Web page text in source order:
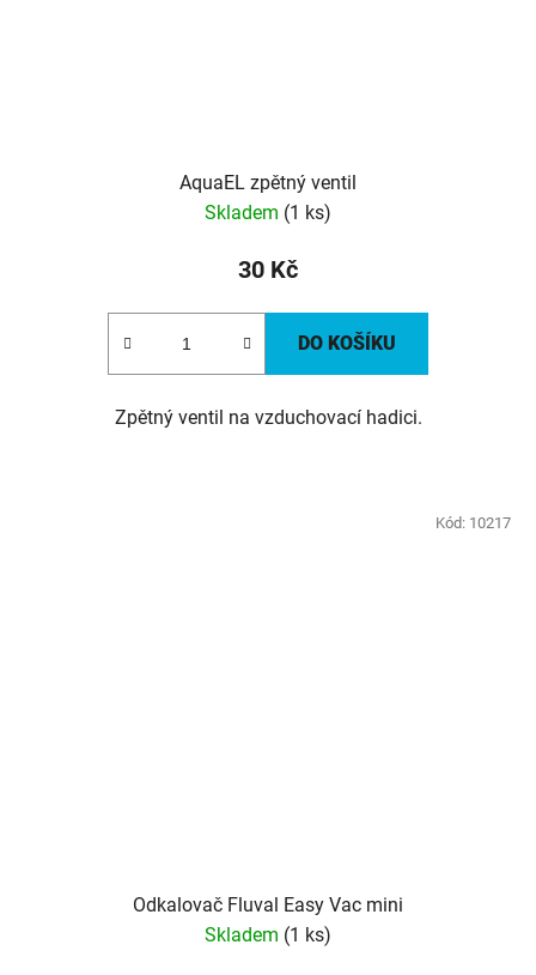
AquaEL zpětný ventil
Skladem (1 ks)
30 Kč
DO KOŠÍKU
Zpětný ventil na vzduchovací hadici.
Odkalovač Fluval Easy Vac mini
Skladem (1 ks)
Kód: 10217